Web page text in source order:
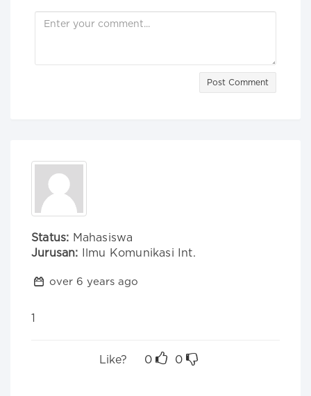
Post Comment
Status: Mahasiswa
Jurusan: Ilmu Komunikasi Int.
over 6 years ago
1
Like? 0 0